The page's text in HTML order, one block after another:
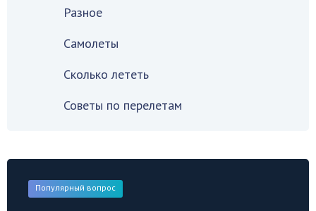
Разное
Самолеты
Сколько лететь
Советы по перелетам
Популярный вопрос